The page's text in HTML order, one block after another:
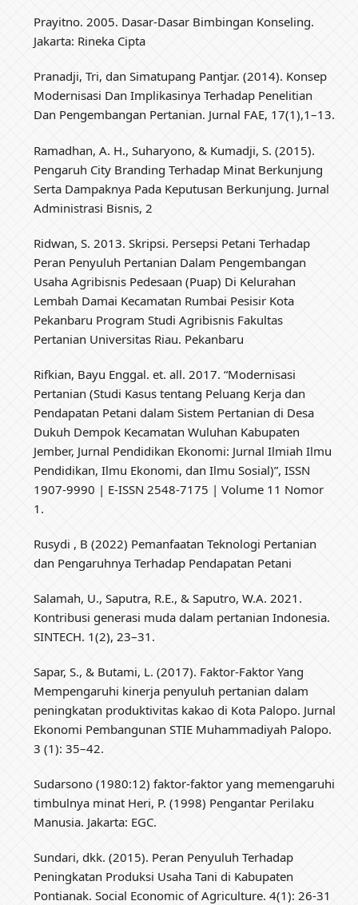
Prayitno. 2005. Dasar-Dasar Bimbingan Konseling.
Jakarta: Rineka Cipta
Pranadji, Tri, dan Simatupang Pantjar. (2014). Konsep
Modernisasi Dan Implikasinya Terhadap Penelitian
Dan Pengembangan Pertanian. Jurnal FAE, 17(1),1–13.
Ramadhan, A. H., Suharyono, & Kumadji, S. (2015).
Pengaruh City Branding Terhadap Minat Berkunjung
Serta Dampaknya Pada Keputusan Berkunjung. Jurnal
Administrasi Bisnis, 2
Ridwan, S. 2013. Skripsi. Persepsi Petani Terhadap
Peran Penyuluh Pertanian Dalam Pengembangan
Usaha Agribisnis Pedesaan (Puap) Di Kelurahan
Lembah Damai Kecamatan Rumbai Pesisir Kota
Pekanbaru Program Studi Agribisnis Fakultas
Pertanian Universitas Riau. Pekanbaru
Rifkian, Bayu Enggal. et. all. 2017. “Modernisasi
Pertanian (Studi Kasus tentang Peluang Kerja dan
Pendapatan Petani dalam Sistem Pertanian di Desa
Dukuh Dempok Kecamatan Wuluhan Kabupaten
Jember, Jurnal Pendidikan Ekonomi: Jurnal Ilmiah Ilmu
Pendidikan, Ilmu Ekonomi, dan Ilmu Sosial)”, ISSN
1907-9990 | E-ISSN 2548-7175 | Volume 11 Nomor
1.
Rusydi , B (2022) Pemanfaatan Teknologi Pertanian
dan Pengaruhnya Terhadap Pendapatan Petani
Salamah, U., Saputra, R.E., & Saputro, W.A. 2021.
Kontribusi generasi muda dalam pertanian Indonesia.
SINTECH. 1(2), 23–31.
Sapar, S., & Butami, L. (2017). Faktor-Faktor Yang
Mempengaruhi kinerja penyuluh pertanian dalam
peningkatan produktivitas kakao di Kota Palopo. Jurnal
Ekonomi Pembangunan STIE Muhammadiyah Palopo.
3 (1): 35–42.
Sudarsono (1980:12) faktor-faktor yang memengaruhi
timbulnya minat Heri, P. (1998) Pengantar Perilaku
Manusia. Jakarta: EGC.
Sundari, dkk. (2015). Peran Penyuluh Terhadap
Peningkatan Produksi Usaha Tani di Kabupaten
Pontianak. Social Economic of Agriculture. 4(1): 26-31